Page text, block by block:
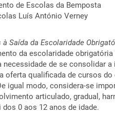
de Escolas da Bemposta
Luís António Verney
Saída da Escolaridade
da escolaridade obrigatória
de se consolidar a
oferta qualificada de cursos do
igual modo, considera-se
articulado, gradual,
0 aos 12 anos de idade.